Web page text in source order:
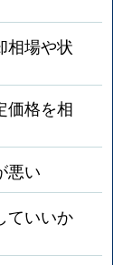
相場や状
価格を相
悪い
ていいか